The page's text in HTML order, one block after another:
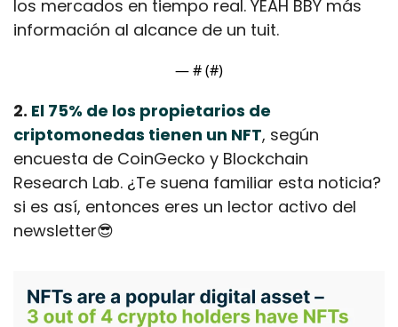
los mercados en tiempo real. YEAH BBY más
información al alcance de un tuit.
— # (#)
2. El 75% de los propietarios de
criptomonedas tienen un NFT, según
encuesta de CoinGecko y Blockchain
Research Lab. ¿Te suena familiar esta noticia?
si es así, entonces eres un lector activo del
newsletter😎